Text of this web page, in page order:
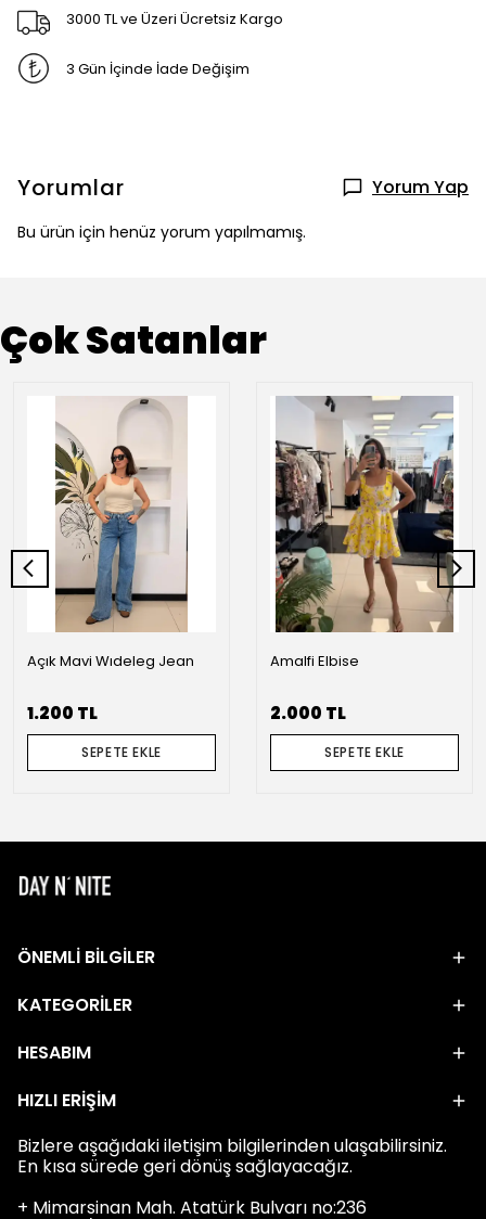
3000 TL ve Üzeri Ücretsiz Kargo
3 Gün İçinde İade Değişim
Yorumlar Yorum Yap
Bu ürün için henüz yorum yapılmamış.
Çok Satanlar
Açık Mavi Wıdeleg Jean
1.200 TL
SEPETE EKLE
Amalfi Elbise
2.000 TL
SEPETE EKLE
ÖNEMLİ BİLGİLER
KATEGORİLER
HESABIM
HIZLI ERİŞİM
Bizlere aşağıdaki iletişim bilgilerinden ulaşabilirsiniz.
En kısa sürede geri dönüş sağlayacağız.
+ Mimarsinan Mah. Atatürk Bulvarı no:236